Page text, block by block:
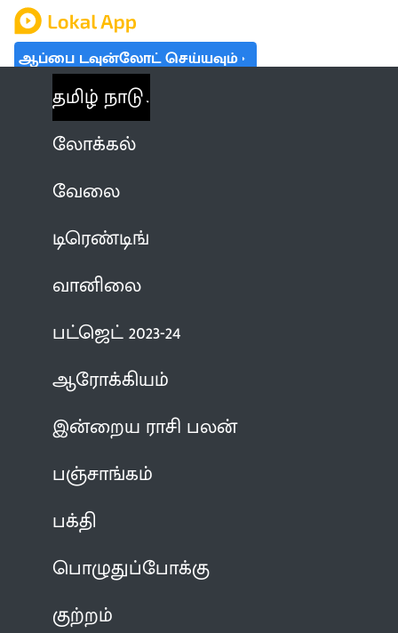
ஆப்பை டவுன்லோட் செய்யவும்
தமிழ் நாடு
லோக்கல்
வேலை
டிரெண்டிங்
வானிலை
பட்ஜெட் 2023-24
ஆரோக்கியம்
இன்றைய ராசி பலன்
பஞ்சாங்கம்
பக்தி
பொழுதுப்போக்கு
குற்றம்